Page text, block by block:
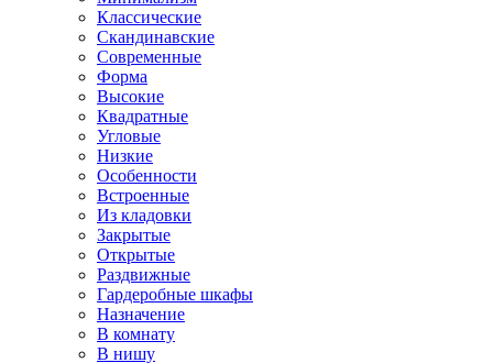
Классические
Скандинавские
Современные
Форма
Высокие
Квадратные
Угловые
Низкие
Особенности
Встроенные
Из кладовки
Закрытые
Открытые
Раздвижные
Гардеробные шкафы
Назначение
В комнату
В нишу